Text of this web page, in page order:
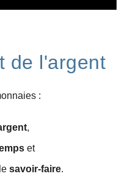
de l'argent
:
,
et
savoir-faire.